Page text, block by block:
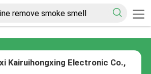
Kairuihongxing Electronic Co.,